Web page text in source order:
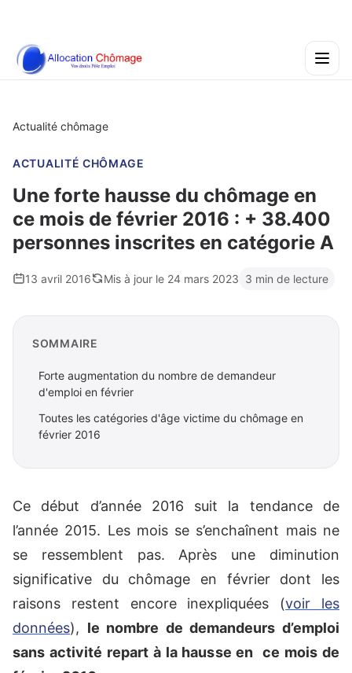
Actualité chômage
ACTUALITÉ CHÔMAGE
Une forte hausse du chômage en
ce mois de février 2016 : + 38.400
personnes inscrites en catégorie A
13 avril 2016 Mis à jour le 24 mars 2023 3 min de lecture
SOMMAIRE
Forte augmentation du nombre de demandeur
d'emploi en février
Toutes les catégories d'âge victime du chômage en
février 2016
Ce début d’année 2016 suit la tendance de
l’année 2015. Les mois se s’enchaînent mais ne
se ressemblent pas. Après une diminution
significative du chômage en février dont les
raisons restent encore inexpliquées (voir les
données), le nombre de demandeurs d’emploi
sans activité repart à la hausse en ce mois de